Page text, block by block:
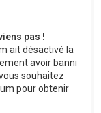
pas !
ait désactivé la
avoir banni
souhaitez
pour obtenir